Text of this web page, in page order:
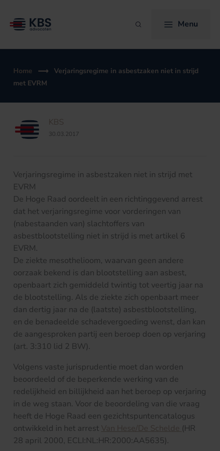
naar
Zoeken Menu
Home
Verjaringsregime in asbestzaken niet in strijd
met EVRM
KBS
30.03.2017
Verjaringsregime in asbestzaken niet in strijd met
EVRM
De Hoge Raad oordeelt in een richtinggevend arrest
dat het verjaringsregime voor vorderingen van
(nabestaanden van) slachtoffers van
asbestblootstelling niet in strijd is met artikel 6
EVRM.
De ziekte mesothelioom, waarvan geen andere
oorzaak bekend is dan blootstelling aan asbest,
openbaart zich gemiddeld twintig tot veertig jaar na
de blootstelling. Als de ziekte zich openbaart meer
dan dertig jaar na de (laatste) asbestblootstelling,
en de benadeelde schadevergoeding wenst, dan kan
de aangesproken partij een beroep doen op verjaring
(art. 3:310 lid 2 BW).
Volgens vaste jurisprudentie moet dan worden
beoordeeld of de beperkende werking van de
redelijkheid en billijkheid aan het beroep op verjaring
in de weg staan. Voor de beoordeling van die vraag
heeft de Hoge Raad een gezichtspuntencatalogus
ontwikkeld in het arrest Van Hese/De Schelde (HR
28 april 2000, ECLI:NL:HR:2000:AA5635).